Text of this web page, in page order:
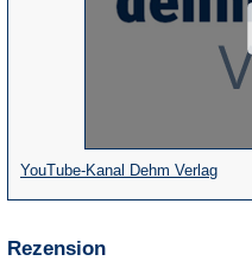
YouTube-Kanal Dehm Verlag(Öffnet
in
Rezension